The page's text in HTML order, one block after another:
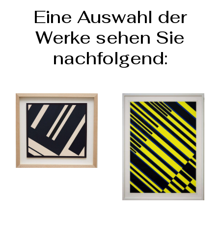
Eine Auswahl der
Werke sehen Sie
nachfolgend: